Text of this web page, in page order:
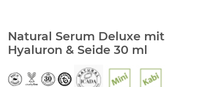
Natural Serum Deluxe mit
Hyaluron & Seide 30 ml